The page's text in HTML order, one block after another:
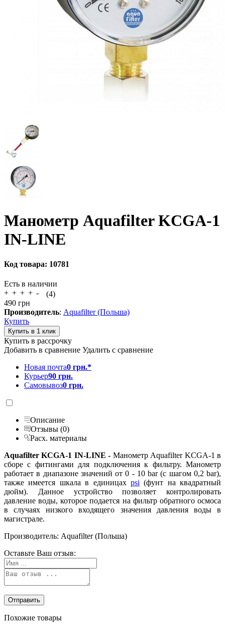
Манометр Aquafilter KCGA-1
IN-LINE
Код товара: 10781
Есть в наличии
(4)
490 грн
Производитель: Aquafilter (Польша)
Купить
Купить в рассрочку
Добавить в сравнение Удалить с сравнение
Новая почта0 грн.*
Курьер90 грн.
Самовывоз0 грн.
Описание
Отзывы (0)
Расх. материалы
Aquafilter KCGA-1 IN-LINE - Манометр Aquafilter KCGA-1 в
сборе с фитингами для подключения к фильтру. Манометр
работает в диапазоне значений от 0 - 10 bar (с шагом 0,2 bar),
также имеется шкала в единицах psi (фунт на квадратный
дюйм). Данное устройство позволяет контролировать
давление воды, которое подается на фильтр обратного осмоса
в случаях низкого входящего значения давления воды в
магистрале.
Производитель: Aquafilter (Польша)
Оставьте Ваш отзыв:
Похожие товары